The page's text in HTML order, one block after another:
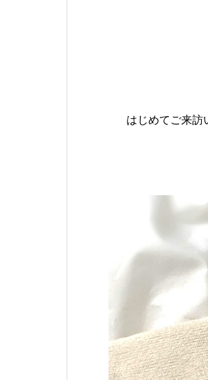
はじめてご来訪